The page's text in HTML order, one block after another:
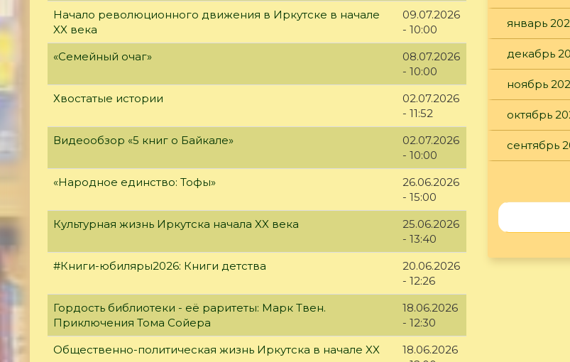
Начало революционного движения в Иркутске в начале
XX века
09.07.2026
- 10:00
«Семейный очаг»
08.07.2026
- 10:00
Хвостатые истории
02.07.2026
- 11:52
Видеообзор «5 книг о Байкале»
02.07.2026
- 10:00
«Народное единство: Тофы»
26.06.2026
- 15:00
Культурная жизнь Иркутска начала XX века
25.06.2026
- 13:40
#Книги-юбиляры2026: Книги детства
20.06.2026
- 12:26
Гордость библиотеки - её раритеты: Марк Твен.
Приключения Тома Сойера
18.06.2026
- 12:30
Общественно-политическая жизнь Иркутска в начале XX
18.06.2026
январь
декабрь
ноябрь
октябрь
сентябрь